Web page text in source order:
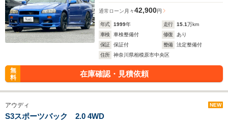
通常ローン 月々42,900円
年式 1999年 走行 15.1万km
車検
車検整備付 修復
あり
保証
保証付 整備
法定整備付
住所
神奈川県相模原市中央区
無
料
在庫確認・見積依頼
アウディ NEW
S3スポーツバック 2.0 4WD